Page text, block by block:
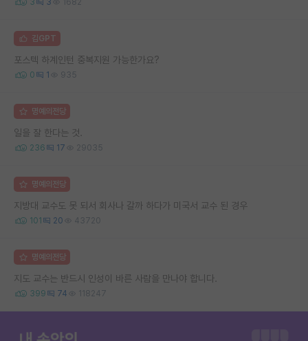
김GPT
포스텍 하계인턴 중복지원 가능한가요?
0 1 935
명예의전당
일을 잘 한다는 것.
236 17 29035
명예의전당
지방대 교수도 못 되서 회사나 갈까 하다가 미국서 교수 된 경우
101 20 43720
명예의전당
지도 교수는 반드시 인성이 바른 사람을 만나야 합니다.
399 74 118247